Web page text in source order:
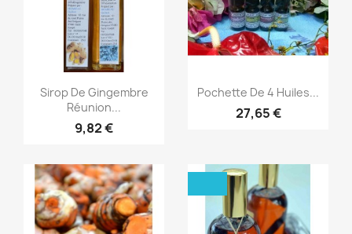
Aperçu rapide
Sirop De Gingembre
Réunion...
9,82 €
Aperçu rapide
Pochette De 4 Huiles...
27,65 €